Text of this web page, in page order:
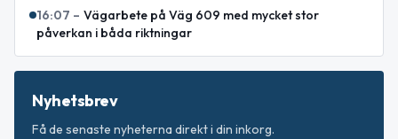
16:07 – Vägarbete på Väg 609 med mycket stor
påverkan i båda riktningar
Nyhetsbrev
Få de senaste nyheterna direkt i din inkorg.